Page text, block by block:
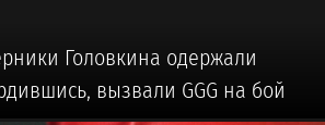
Головкина одержали
вызвали GGG на бой